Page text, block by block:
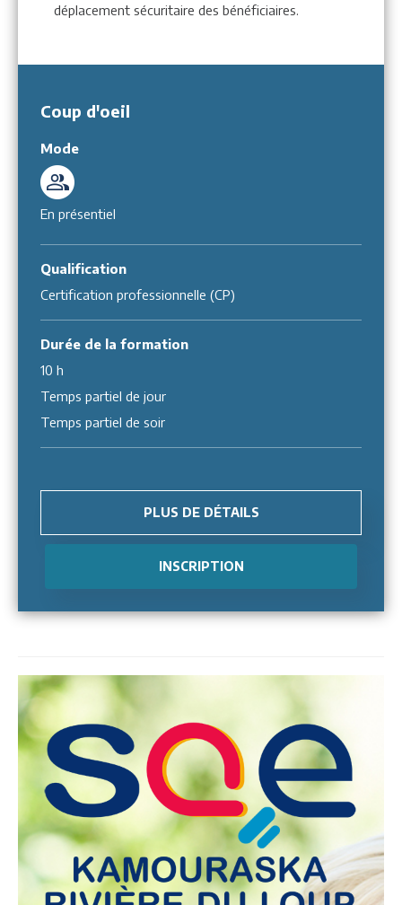
déplacement sécuritaire des bénéficiaires.
Coup d'oeil
Mode
En présentiel
Qualification
Certification professionnelle (CP)
Durée de la formation
10 h
Temps partiel de jour
Temps partiel de soir
PLUS DE DÉTAILS
INSCRIPTION